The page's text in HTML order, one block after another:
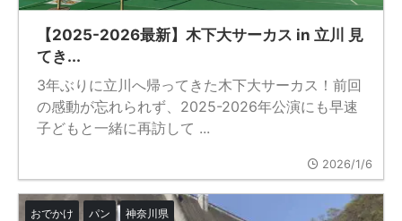
【2025-2026最新】木下大サーカス in 立川 見
てき...
3年ぶりに立川へ帰ってきた木下大サーカス！前回
の感動が忘れられず、2025-2026年公演にも早速
子どもと一緒に再訪して ...
2026/1/6
おでかけ パン 神奈川県